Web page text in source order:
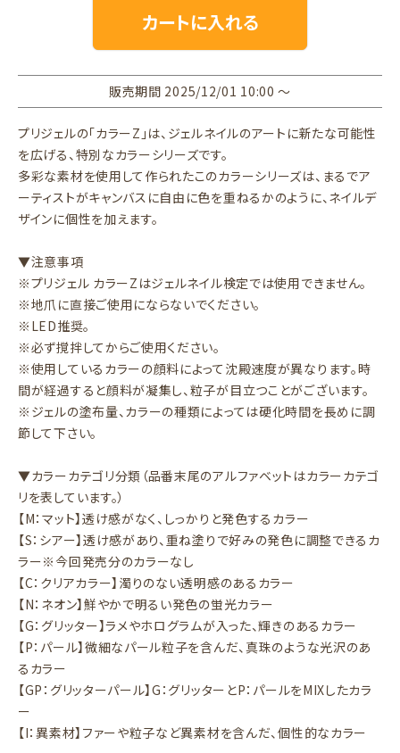
カートに入れる
販売期間 2025/12/01 10:00〜
プリジェルの「カラーZ」は、ジェルネイルのアートに新たな可能性
を広げる、特別なカラーシリーズです。
多彩な素材を使用して作られたこのカラーシリーズは、まるでア
ーティストがキャンバスに自由に色を重ねるかのように、ネイルデ
ザインに個性を加えます。
▼注意事項
※プリジェル カラーZはジェルネイル検定では使用できません。
※地爪に直接ご使用にならないでください。
※LED推奨。
※必ず撹拌してからご使用ください。
※使用しているカラーの顔料によって沈殿速度が異なります。時
間が経過すると顔料が凝集し、粒子が目立つことがございます。
※ジェルの塗布量、カラーの種類によっては硬化時間を長めに調
節して下さい。
▼カラーカテゴリ分類（品番末尾のアルファベットはカラーカテゴ
リを表しています。）
【M：マット】透け感がなく、しっかりと発色するカラー
【S：シアー】透け感があり、重ね塗りで好みの発色に調整できるカ
ラー※今回発売分のカラーなし
【C：クリアカラー】濁りのない透明感のあるカラー
【N：ネオン】鮮やかで明るい発色の蛍光カラー
【G：グリッター】ラメやホログラムが入った、輝きのあるカラー
【P：パール】微細なパール粒子を含んだ、真珠のような光沢のあ
るカラー
【GP：グリッターパール】G：グリッターとP：パールをMIXしたカラ
ー
【I：異素材】ファーや粒子など異素材を含んだ、個性的なカラー